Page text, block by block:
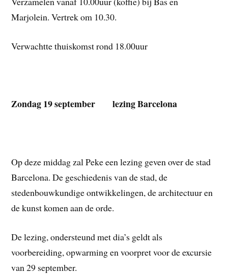
Marjolein. Vertrek om 10.30.
Verwachtte thuiskomst rond 18.00uur
Zondag 19 september lezing Barcelona
Op deze middag zal Peke een lezing geven over de stad
Barcelona. De geschiedenis van de stad, de
stedenbouwkundige ontwikkelingen, de architectuur en
de kunst komen aan de orde.
De lezing, ondersteund met dia’s geldt als
voorbereiding, opwarming en voorpret voor de excursie
van 29 september.